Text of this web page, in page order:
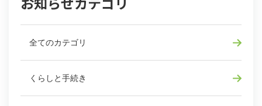
全てのカテゴリ
くらしと手続き